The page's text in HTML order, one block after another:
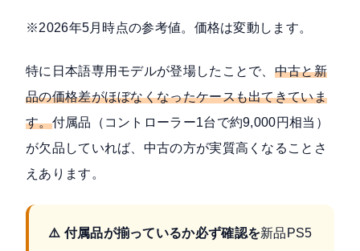
※2026年5月時点の参考値。価格は変動します。
特に日本語専用モデルが登場したことで、 中古と新
品の価格差がほぼなくなったケースも出てきていま
す。付属品（コントローラー1台で約9,000円相当）
が欠品していれば、中古の方が実質高くなることさ
えあります。
⚠️ 付属品が揃っているか必ず確認を新品PS5